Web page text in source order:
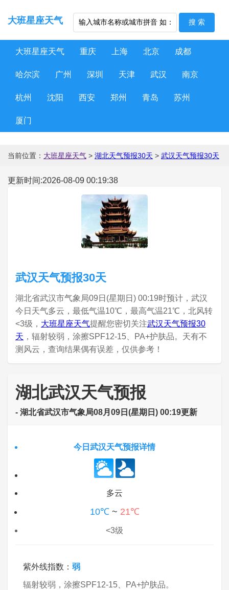
大班星座天气
大班星座天气 重庆 上海 北京 成都
哈尔滨 广州 深圳 天津 武汉 南京
杭州 沈阳 西安 郑州 青岛 苏州
厦门
当前位置： 大班星座天气 > 湖北天气预报30天 > 武汉天气预报30天
更新时间:2026-08-09 00:19:38
武汉天气预报30天
湖北省武汉市气象局09日(星期日) 00:19时预计，武汉
今日天气多云，最低气温10℃，最高气温21℃，北风转
<3级， 大班星座天气提醒您密切关注武汉天气预报30
天 ，辐射较弱，涂擦SPF12-15、PA+护肤品。天有不
测风云，查询结果偶有误差，仅供参考！
湖北武汉天气预报
- 湖北省武汉市气象局08月09日(星期日) 00:19更新
今日武汉天气预报详情
多云
10℃~ 21℃
<3级
紫外线指数： 弱
辐射较弱，涂擦SPF12-15、PA+护肤品。